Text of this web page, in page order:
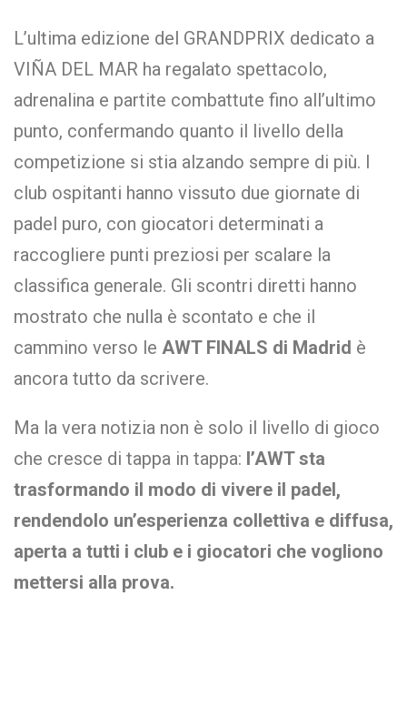
L’ultima edizione del GRANDPRIX dedicato a
VIÑA DEL MAR ha regalato spettacolo,
adrenalina e partite combattute fino all’ultimo
punto, confermando quanto il livello della
competizione si stia alzando sempre di più. I
club ospitanti hanno vissuto due giornate di
padel puro, con giocatori determinati a
raccogliere punti preziosi per scalare la
classifica generale. Gli scontri diretti hanno
mostrato che nulla è scontato e che il
cammino verso le AWT FINALS di Madrid è
ancora tutto da scrivere.
Ma la vera notizia non è solo il livello di gioco
che cresce di tappa in tappa: l’AWT sta
trasformando il modo di vivere il padel,
rendendolo un’esperienza collettiva e diffusa,
aperta a tutti i club e i giocatori che vogliono
mettersi alla prova.